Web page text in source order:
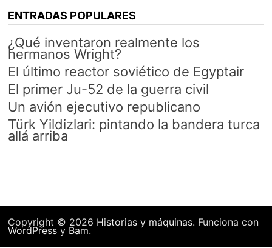
ENTRADAS POPULARES
¿Qué inventaron realmente los
hermanos Wright?
El último reactor soviético de Egyptair
El primer Ju-52 de la guerra civil
Un avión ejecutivo republicano
Türk Yildizlari: pintando la bandera turca
allá arriba
Copyright © 2026 Historias y máquinas. Funciona con
WordPressy Bam.